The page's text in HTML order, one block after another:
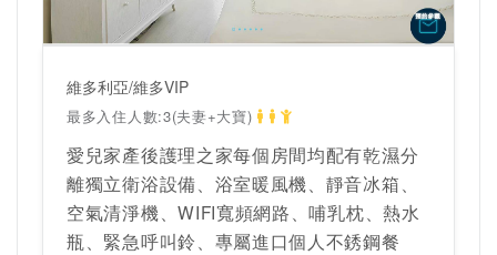
維多利亞/維多VIP
最多入住人數:3(夫妻+大寶)
愛兒家產後護理之家每個房間均配有乾濕分
離獨立衛浴設備、浴室暖風機、靜音冰箱、
空氣清淨機、WIFI寬頻網路、哺乳枕、熱水
瓶、緊急呼叫鈴、專屬進口個人不銹鋼餐